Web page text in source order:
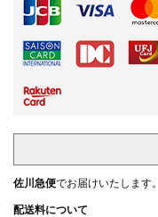
佐川急便でお届けいたします。
配送料について